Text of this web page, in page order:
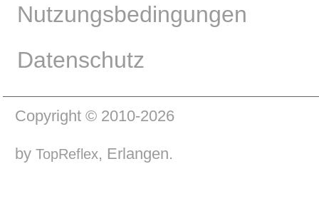
Nutzungsbedingungen
Datenschutz
Copyright © 2010-2026
by TopReflex, Erlangen.